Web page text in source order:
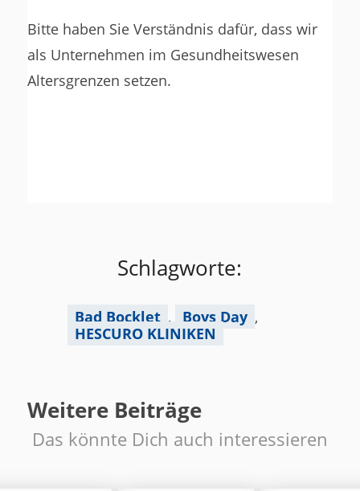
Bitte haben Sie Verständnis dafür, dass wir
als Unternehmen im Gesundheitswesen
Altersgrenzen setzen.
Schlagworte:
Bad Bocklet , Boys Day ,
HESCURO KLINIKEN
Weitere Beiträge
Das könnte Dich auch interessieren